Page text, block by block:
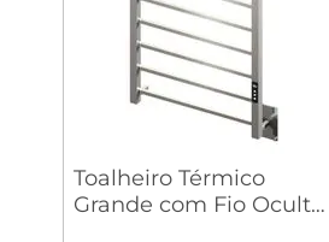
Toalheiro Térmico
Grande com Fio Oculto